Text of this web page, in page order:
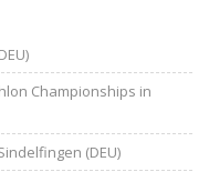
Championships in
(DEU)